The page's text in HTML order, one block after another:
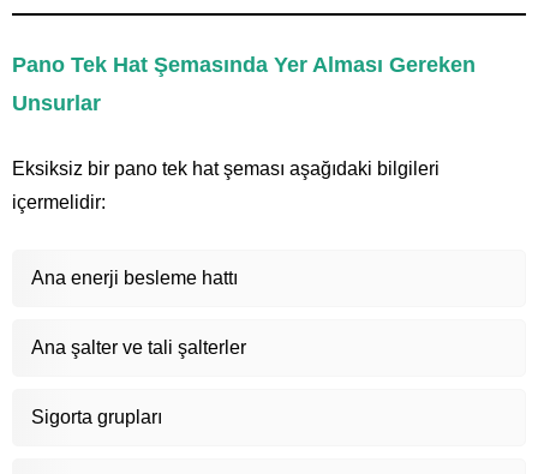
Pano Tek Hat Şemasında Yer Alması Gereken
Unsurlar
Eksiksiz bir pano tek hat şeması aşağıdaki bilgileri
içermelidir:
Ana enerji besleme hattı
Ana şalter ve tali şalterler
Sigorta grupları